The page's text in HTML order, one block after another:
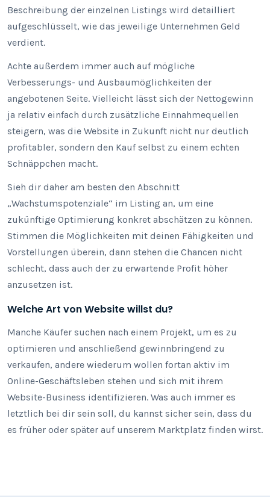
Beschreibung der einzelnen Listings wird detailliert
aufgeschlüsselt, wie das jeweilige Unternehmen Geld
verdient.
Achte außerdem immer auch auf mögliche
Verbesserungs- und Ausbaumöglichkeiten der
angebotenen Seite. Vielleicht lässt sich der Nettogewinn
ja relativ einfach durch zusätzliche Einnahmequellen
steigern, was die Website in Zukunft nicht nur deutlich
profitabler, sondern den Kauf selbst zu einem echten
Schnäppchen macht.
Sieh dir daher am besten den Abschnitt
„Wachstumspotenziale“ im Listing an, um eine
zukünftige Optimierung konkret abschätzen zu können.
Stimmen die Möglichkeiten mit deinen Fähigkeiten und
Vorstellungen überein, dann stehen die Chancen nicht
schlecht, dass auch der zu erwartende Profit höher
anzusetzen ist.
Welche Art von Website willst du?
Manche Käufer suchen nach einem Projekt, um es zu
optimieren und anschließend gewinnbringend zu
verkaufen, andere wiederum wollen fortan aktiv im
Online-Geschäftsleben stehen und sich mit ihrem
Website-Business identifizieren. Was auch immer es
letztlich bei dir sein soll, du kannst sicher sein, dass du
es früher oder später auf unserem Marktplatz finden wirst.